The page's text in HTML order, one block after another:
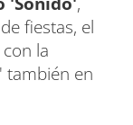
fiestas, el
la
también en